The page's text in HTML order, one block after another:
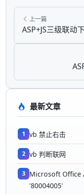
上一篇
ASP+JS三级联动
最新文章
1 vb 禁止右击
2 vb 判断联网
3 Microsoft Office
'80004005'